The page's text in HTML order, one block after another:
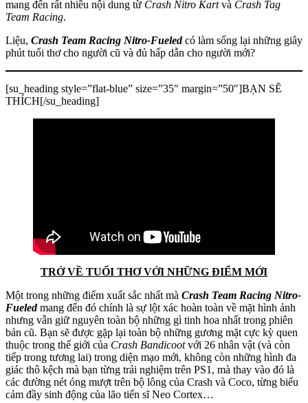
mang đến rất nhiều nội dung từ Crash Nitro Kartvà Crash Tag
Team Racing.
Liệu, Crash Team Racing Nitro-Fueledcó làm sống lại những giây
phút tuổi thơ cho người cũ và đủ hấp dẫn cho người mới?
[su_heading style=”flat-blue” size=”35″ margin=”50″]BẠN SẼ
THÍCH[/su_heading]
TRỞ VỀ TUỔI THƠ VỚI NHỮNG ĐIỂM MỚI
Một trong những điểm xuất sắc nhất mà Crash Team Racing Nitro-
Fueledmang đến đó chính là sự lột xác hoàn toàn về mặt hình ảnh
nhưng vẫn giữ nguyên toàn bộ những gì tinh hoa nhất trong phiên
bản cũ. Bạn sẽ được gặp lại toàn bộ những gương mặt cực kỳ quen
thuộc trong thế giới của Crash Bandicootvới 26 nhân vật (và còn
tiếp trong tương lai) trong diện mạo mới, không còn những hình đa
giác thô kệch mà bạn từng trải nghiệm trên PS1, mà thay vào đó là
các đường nét óng mượt trên bộ lông của Crash và Coco, từng biểu
cảm đầy sinh động của lão tiến sĩ Neo Cortex…